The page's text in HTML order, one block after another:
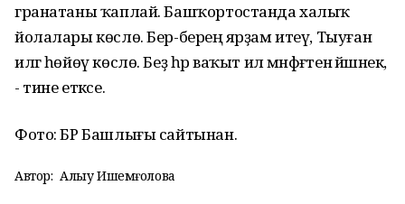
гранатаны ҡаплай. Башҡортостанда халыҡ
йолалары көслө. Бер-береңә ярҙам итеү, Тыуған
илгә һөйөү көслө. Беҙ һәр ваҡыт ил мәнфәғәтенә йәшәнек,
- тине етәксе.
Фото: БР Башлығы сайтынан.
Автор: Алһыу Ишемғолова